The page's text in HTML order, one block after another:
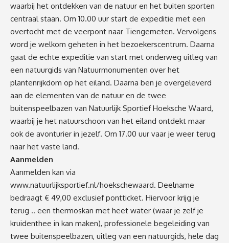
waarbij het ontdekken van de natuur en het buiten sporten
centraal staan. Om 10.00 uur start de expeditie met een
overtocht met de veerpont naar Tiengemeten. Vervolgens
word je welkom geheten in het bezoekerscentrum. Daarna
gaat de echte expeditie van start met onderweg uitleg van
een natuurgids van Natuurmonumenten over het
plantenrijkdom op het eiland. Daarna ben je overgeleverd
aan de elementen van de natuur en de twee
buitenspeelbazen van Natuurlijk Sportief Hoeksche Waard,
waarbij je het natuurschoon van het eiland ontdekt maar
ook de avonturier in jezelf. Om 17.00 uur vaar je weer terug
naar het vaste land.
Aanmelden
Aanmelden kan via
www.natuurlijksportief.nl/hoekschewaard. Deelname
bedraagt € 49,00 exclusief pontticket. Hiervoor krijg je
terug .. een thermoskan met heet water (waar je zelf je
kruidenthee in kan maken), professionele begeleiding van
twee buitenspeelbazen, uitleg van een natuurgids, hele dag